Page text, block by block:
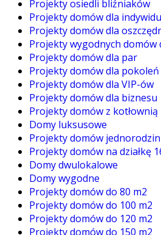
Projekty osiedli bliźniaków
Projekty domów dla
Projekty domów dla
Projekty wygodnych domów
Projekty domów dla par
Projekty domów dla pokoleń
Projekty domów dla VIP-ów
Projekty domów dla biznesu
Projekty domów z kotłownią
Domy luksusowe
Projekty domów
Projekty domów na działkę
Domy dwulokalowe
Domy wygodne
Projekty domów do 80 m2
Projekty domów do 100 m2
Projekty domów do 120 m2
Projekty domów do 150 m2